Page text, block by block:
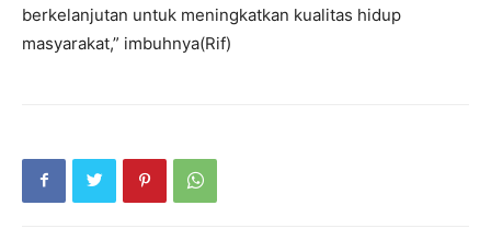
berkelanjutan untuk meningkatkan kualitas hidup
masyarakat,” imbuhnya(Rif)